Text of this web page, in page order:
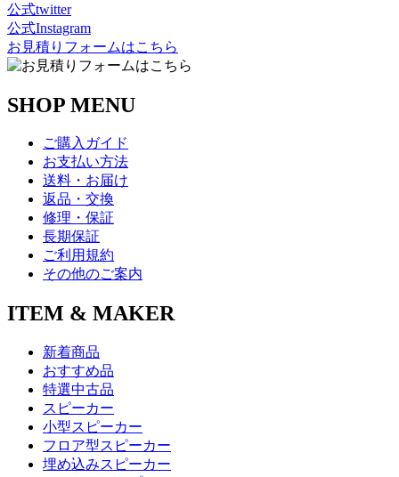
公式twitter
公式Instagram
お見積りフォームはこちら
SHOP MENU
ご購入ガイド
お支払い方法
送料・お届け
返品・交換
修理・保証
長期保証
ご利用規約
その他のご案内
ITEM & MAKER
新着商品
おすすめ品
特選中古品
スピーカー
小型スピーカー
フロア型スピーカー
埋め込みスピーカー